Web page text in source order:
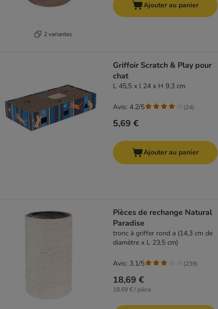
2 variantes
Ajouter au panier
Griffoir Scratch & Play pour
chat
L 45,5 x l 24 x H 9,3 cm
5,69 €
Avis: 4.2/5 (24)
Ajouter au panier
Pièces de rechange Natural
Paradise
tronc à griffer rond a (14,3 cm de
diamètre x L 23,5 cm)
18,69 €
18,69 € / pièce
Avis: 3.1/5 (239)